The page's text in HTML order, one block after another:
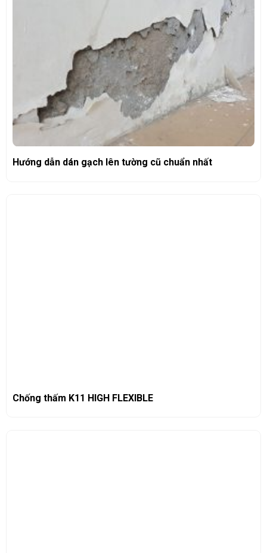
Hướng dẫn dán gạch lên tường cũ chuẩn nhất
Chống thấm K11 HIGH FLEXIBLE